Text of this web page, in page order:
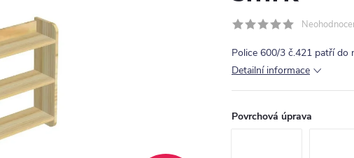
Police 600/3 č.421 patří do
Detailní informace
Povrchová úprava